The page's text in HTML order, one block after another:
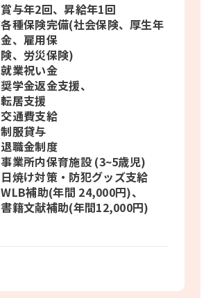
賞与年2回、昇給年1回
各種保険完備(社会保険、厚生年
金、雇用保
険、労災保険)
就業祝い金
奨学金返金支援、
転居支援
交通費支給
制服貸与
退職金制度
事業所内保育施設 (3~5歳児)
日焼け対策・防犯グッズ支給
WLB補助(年間 24,000円)、
書籍文献補助(年間12,000円)